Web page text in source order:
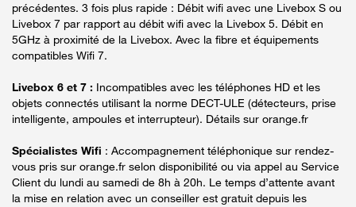
précédentes. 3 fois plus rapide : Débit wifi avec une Livebox S ou
Livebox 7 par rapport au débit wifi avec la Livebox 5. Débit en
5GHz à proximité de la Livebox. Avec la fibre et équipements
compatibles Wifi 7.
Livebox 6 et 7 : Incompatibles avec les téléphones HD et les
objets connectés utilisant la norme DECT-ULE (détecteurs, prise
intelligente, ampoules et interrupteur). Détails sur orange.fr
Spécialistes Wifi : Accompagnement téléphonique sur rendez-
vous pris sur orange.fr selon disponibilité ou via appel au Service
Client du lundi au samedi de 8h à 20h. Le temps d’attente avant
la mise en relation avec un conseiller est gratuit depuis les